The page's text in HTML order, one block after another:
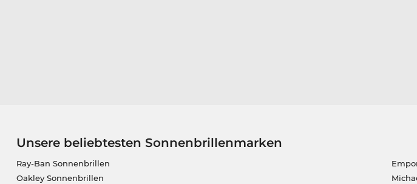
Unsere beliebtesten Sonnenbrillenmarken
Ray-Ban Sonnenbrillen
Oakley Sonnenbrillen